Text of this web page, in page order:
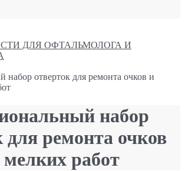
ДЛЯ ОФТАЛЬМОЛОГА И
набор отверток для ремонта очков и
набор
для ремонта очков
работ